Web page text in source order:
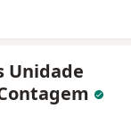
Unidade